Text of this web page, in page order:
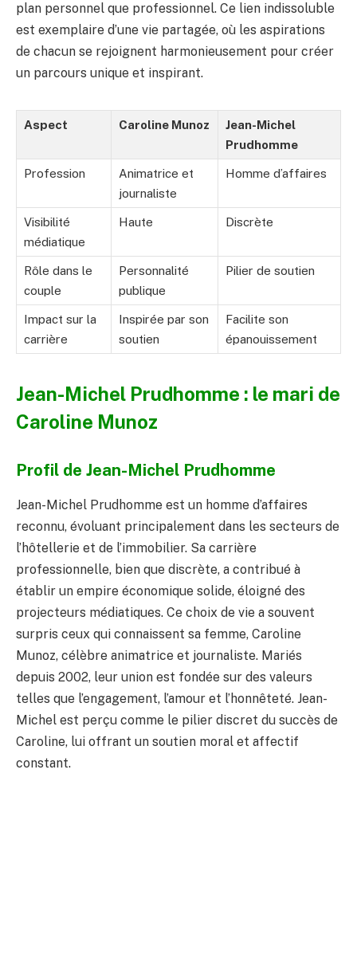
plan personnel que professionnel. Ce lien indissoluble
est exemplaire d’une vie partagée, où les aspirations
de chacun se rejoignent harmonieusement pour créer
un parcours unique et inspirant.
Aspect Caroline Munoz
Jean-Michel
Prudhomme
Profession
Animatrice et
journaliste
Homme d’affaires
Visibilité
médiatique
Haute Discrète
Rôle dans le
couple
Personnalité
publique
Pilier de soutien
Impact sur la
carrière
Inspirée par son
soutien
Facilite son
épanouissement
Jean-Michel Prudhomme : le mari de
Caroline Munoz
Profil de Jean-Michel Prudhomme
Jean-Michel Prudhomme est un homme d’affaires
reconnu, évoluant principalement dans les secteurs de
l’hôtellerie et de l’immobilier. Sa carrière
professionnelle, bien que discrète, a contribué à
établir un empire économique solide, éloigné des
projecteurs médiatiques. Ce choix de vie a souvent
surpris ceux qui connaissent sa femme, Caroline
Munoz, célèbre animatrice et journaliste. Mariés
depuis 2002, leur union est fondée sur des valeurs
telles que l’engagement, l’amour et l’honnêteté. Jean-
Michel est perçu comme le pilier discret du succès de
Caroline, lui offrant un soutien moral et affectif
constant.